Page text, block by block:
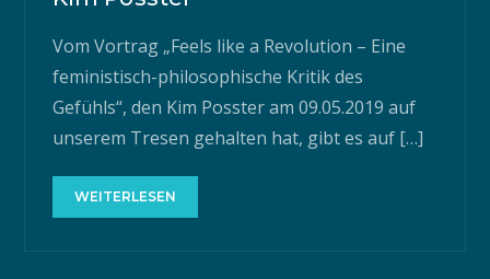
Vom Vortrag „Feels like a Revolution – Eine
feministisch-philosophische Kritik des
Gefühls“, den Kim Posster am 09.05.2019 auf
unserem Tresen gehalten hat, gibt es auf […]
WEITERLESEN